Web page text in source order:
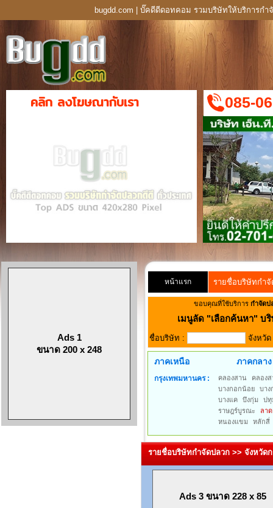
bugdd.com | บั๊คดีดีดอทคอม รวมบริษัทให้บริการกำ
คลิก ลงโฆษณากับเรา 085-
Ads 1
ขนาด 200 x 248
หน้าแรก รายชื่อบริษัทกำจั
ขอบคุณที่ใช้บริการ กำจัดป
เมนูลัด "เลือกค้นหา" บ
ชื่อบริษัท : จังหวัด
ภาคเหนือ ภาคกลาง
กรุงเทพมหานคร : คลองสาน
คลองส
บางกอกน้อย
บาง
บางแค
บึงกุ่ม
ปทุ
ราษฎร์บูรณะ
ลา
หนองแขม
หลักสี่
รายชื่อบริษัทกำจัดปลวก >> จังหวัด
Ads 3 ขนาด 228 x 85